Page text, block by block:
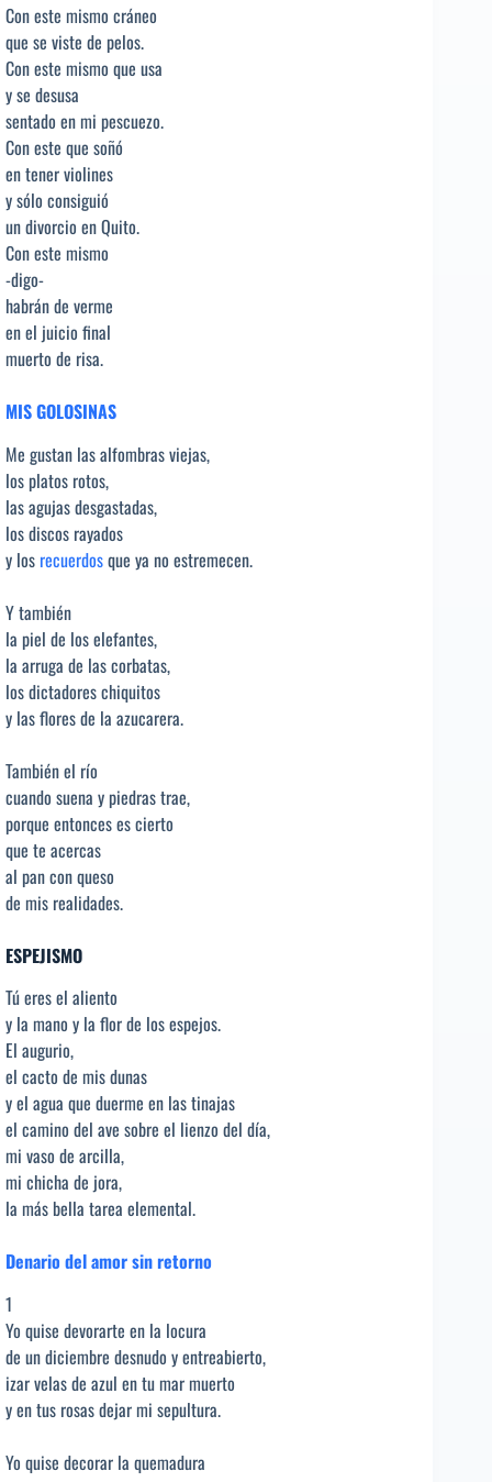
Con este mismo cráneo
que se viste de pelos.
Con este mismo que usa
y se desusa
sentado en mi pescuezo.
Con este que soñó
en tener violines
y sólo consiguió
un divorcio en Quito.
Con este mismo
-digo-
habrán de verme
en el juicio final
muerto de risa.
MIS GOLOSINAS
Me gustan las alfombras viejas,
los platos rotos,
las agujas desgastadas,
los discos rayados
y los recuerdosque ya no estremecen.
Y también
la piel de los elefantes,
la arruga de las corbatas,
los dictadores chiquitos
y las flores de la azucarera.
También el río
cuando suena y piedras trae,
porque entonces es cierto
que te acercas
al pan con queso
de mis realidades.
ESPEJISMO
Tú eres el aliento
y la mano y la flor de los espejos.
El augurio,
el cacto de mis dunas
y el agua que duerme en las tinajas
el camino del ave sobre el lienzo del día,
mi vaso de arcilla,
mi chicha de jora,
la más bella tarea elemental.
Denario del amor sin retorno
1
Yo quise devorarte en la locura
de un diciembre desnudo y entreabierto,
izar velas de azul en tu mar muerto
y en tus rosas dejar mi sepultura.
Yo quise decorar la quemadura